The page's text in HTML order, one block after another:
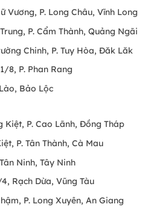
– Gợi cảm giác an
trang trí – Tăng chiều
Hoa Tang Hình
đạo Công Giáo
thờ hoặc nghĩa trang
Vương, P. Long Châu, Vĩnh Long
P. Cẩm Thành, Quảng Ngãi
Chinh, P. Tuy Hòa, Đăk Lăk
8, P. Phan Rang
Bảo Lộc
Kiệt, P. Cao Lãnh, Đồng Tháp
P. Tân Thành, Cà Mau
Ninh, Tây Ninh
Rạch Dừa, Vũng Tàu
P. Long Xuyên, An Giang